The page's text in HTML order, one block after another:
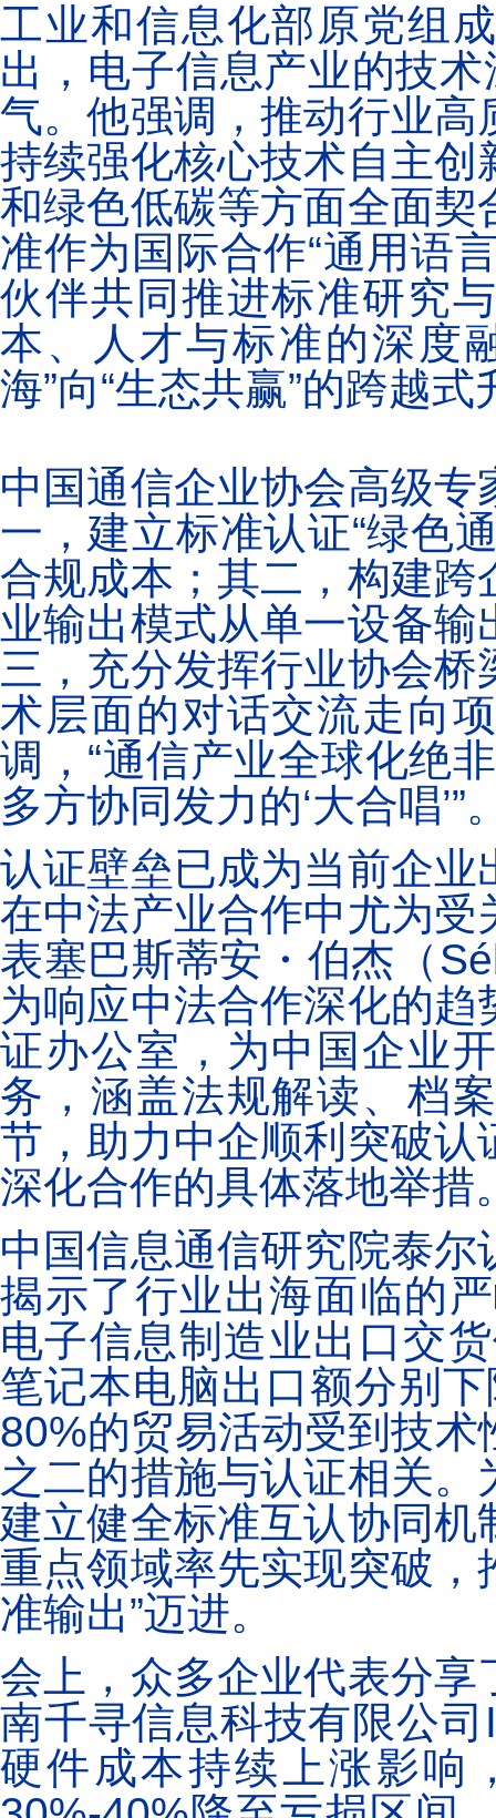
工业和信息化部原党组
出，电子信息产业的技
气。他强调，推动行业
持续强化核心技术自主
和绿色低碳等方面全面
准作为国际合作“通用语
伙伴共同推进标准研究
本、人才与标准的深度
海”向“生态共赢”的跨越式
中国通信企业协会高级
一，建立标准认证“绿色
合规成本；其二，构建
业输出模式从单一设备
三，充分发挥行业协会
术层面的对话交流走向
调，“通信产业全球化绝
多方协同发力的‘大合唱’”
认证壁垒已成为当前企
在中法产业合作中尤为
表塞巴斯蒂安・伯杰（
为响应中法合作深化的
证办公室，为中国企业
务，涵盖法规解读、档
节，助力中企顺利突破
深化合作的具体落地举措
中国信息通信研究院泰
揭示了行业出海面临的
电子信息制造业出口交
笔记本电脑出口额分别
80%的贸易活动受到技
之二的措施与认证相关
建立健全标准互认协同
重点领域率先实现突破，
准输出”迈进。
会上，众多企业代表分
南千寻信息科技有限公
硬件成本持续上涨影响